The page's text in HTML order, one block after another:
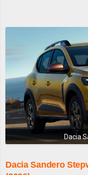
Dacia
Dacia Sandero